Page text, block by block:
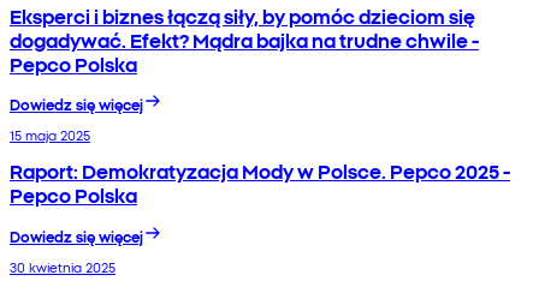
Eksperci i biznes łączą siły, by pomóc dzieciom się
dogadywać. Efekt? Mądra bajka na trudne chwile -
Pepco Polska
Dowiedz się więcej
15 maja 2025
Raport: Demokratyzacja Mody w Polsce. Pepco 2025 -
Pepco Polska
Dowiedz się więcej
30 kwietnia 2025